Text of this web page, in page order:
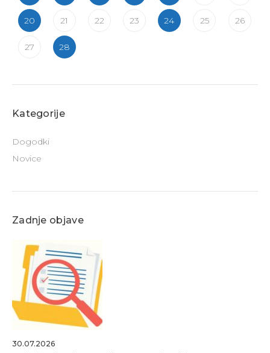
20 21 22 23 24 25 26
27 28
Kategorije
Dogodki
Novice
Zadnje objave
30.07.2026